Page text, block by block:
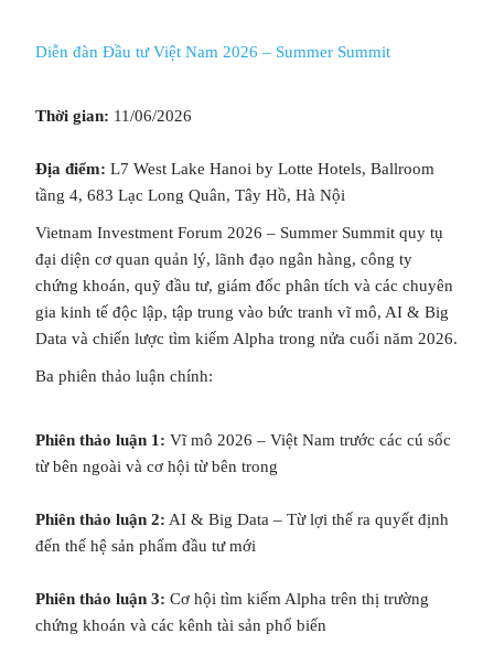
Diễn đàn Đầu tư Việt Nam 2026 – Summer Summit
Thời gian: 11/06/2026
Địa điểm: L7 West Lake Hanoi by Lotte Hotels, Ballroom
tầng 4, 683 Lạc Long Quân, Tây Hồ, Hà Nội
Vietnam Investment Forum 2026 – Summer Summit quy tụ
đại diện cơ quan quản lý, lãnh đạo ngân hàng, công ty
chứng khoán, quỹ đầu tư, giám đốc phân tích và các chuyên
gia kinh tế độc lập, tập trung vào bức tranh vĩ mô, AI & Big
Data và chiến lược tìm kiếm Alpha trong nửa cuối năm 2026.
Ba phiên thảo luận chính:
Phiên thảo luận 1: Vĩ mô 2026 – Việt Nam trước các cú sốc
từ bên ngoài và cơ hội từ bên trong
Phiên thảo luận 2: AI & Big Data – Từ lợi thế ra quyết định
đến thế hệ sản phẩm đầu tư mới
Phiên thảo luận 3: Cơ hội tìm kiếm Alpha trên thị trường
chứng khoán và các kênh tài sản phổ biến